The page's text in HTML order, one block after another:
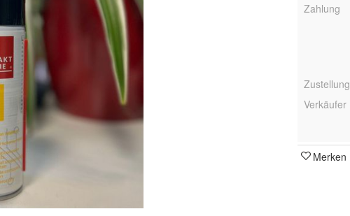
Zahlung
Zustellung
Verkäufer
Merken